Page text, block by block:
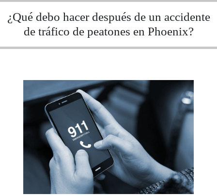
¿Qué debo hacer después de un accidente
de tráfico de peatones en Phoenix?